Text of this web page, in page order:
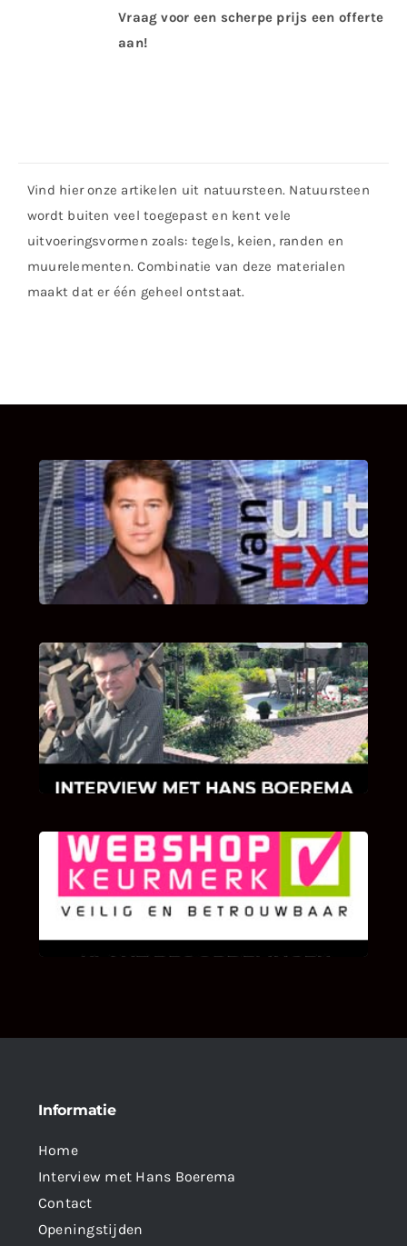
Vraag voor een scherpe prijs een offerte
aan!
Vind hier onze artikelen uit natuursteen. Natuursteen
wordt buiten veel toegepast en kent vele
uitvoeringsvormen zoals: tegels, keien, randen en
muurelementen. Combinatie van deze materialen
maakt dat er één geheel ontstaat.
UITSTEL VAN EXECUTIE
Bekijk hier de fragmenten van de deelname
van Bricks and Stones aan dit programma.
INTERVIEW MET HANS BOEREMA
Hoe Bricks and Stones ontstaan is en wat
Hans Boerema motiveert in de wereld van
klinkers en tegels!
KLANT BEOORDELINGEN
We zijn er zeer op gesteld om te weten wat u
als klant van ons en onze diensten vindt.
Informatie
Home
Interview met Hans Boerema
Contact
Openingstijden